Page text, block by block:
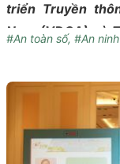
triển Truyền
Nam (VDCA) và
#An toàn số, #An